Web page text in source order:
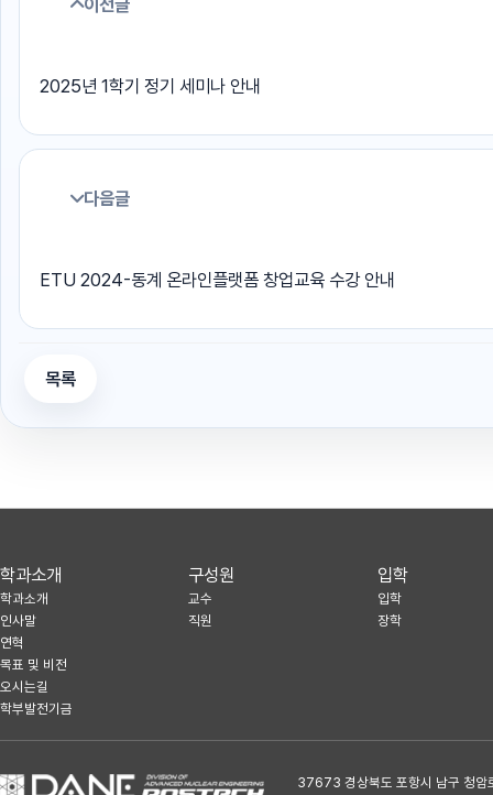
이전글
2025년 1학기 정기 세미나 안내
다음글
ETU 2024-동계 온라인플랫폼 창업교육 수강 안내
목록
학과소개
학과소개
인사말
연혁
목표 및 비전
오시는길
학부발전기금
구성원
교수
직원
입학
입학
장학
37673 경상북도 포항시 남구 청암